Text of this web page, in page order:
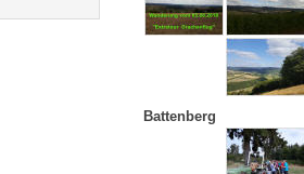
Battenberg